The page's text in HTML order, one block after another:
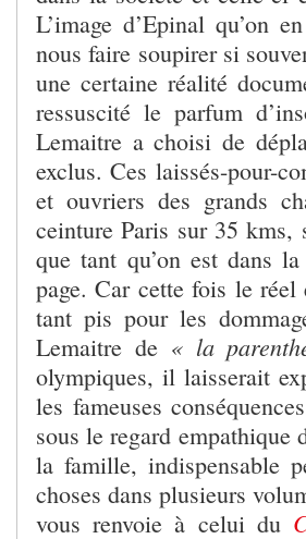
L’image d’Epinal qu’on
nous faire soupirer si
une certaine réalité
ressuscité le parfum
Lemaitre a choisi de
exclus. Ces laissés-pour-
et ouvriers des grands
ceinture Paris sur 35 kms,
que tant qu’on est dans
page. Car cette fois le
tant pis pour les
Lemaitre de « la
olympiques, il laisserait
les fameuses
sous le regard empathique
la famille, indispensable
choses dans plusieurs
vous renvoie à celui du